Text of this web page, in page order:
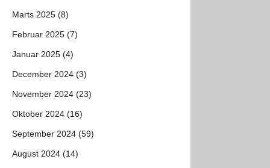
Marts 2025 (8)
Februar 2025 (7)
Januar 2025 (4)
December 2024 (3)
November 2024 (23)
Oktober 2024 (16)
September 2024 (59)
August 2024 (14)